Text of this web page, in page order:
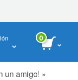
0
un amigo! »